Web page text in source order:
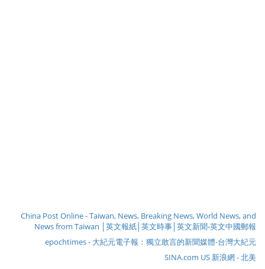
China Post Online - Taiwan, News, Breaking News, World News, and
News from Taiwan │英文報紙│英文時事│英文新聞-英文中國郵報
epochtimes - 大紀元電子報：獨立敢言的新聞媒體-台灣大紀元
SINA.com US 新浪網 - 北美